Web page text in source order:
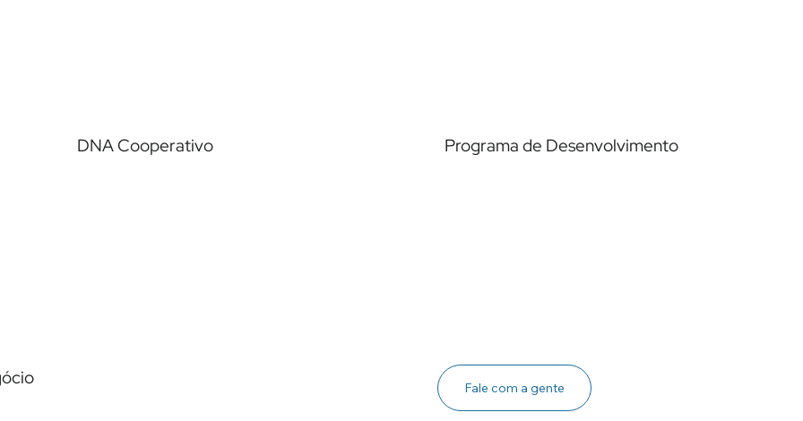
DNA Cooperativo Programa de Desenvolvimento
Fale com a gente